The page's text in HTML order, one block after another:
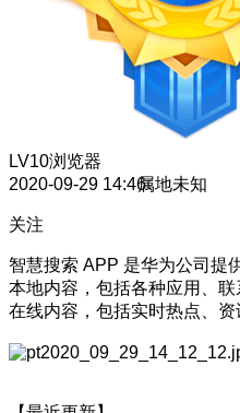
LV10浏览器
2020-09-29 14:46属地未知
关注
智慧搜索 APP 是华为公司提
本地内容，包括各种应用、
在线内容，包括实时热点、资